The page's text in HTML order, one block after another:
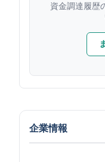
資金調達履歴
企業情報